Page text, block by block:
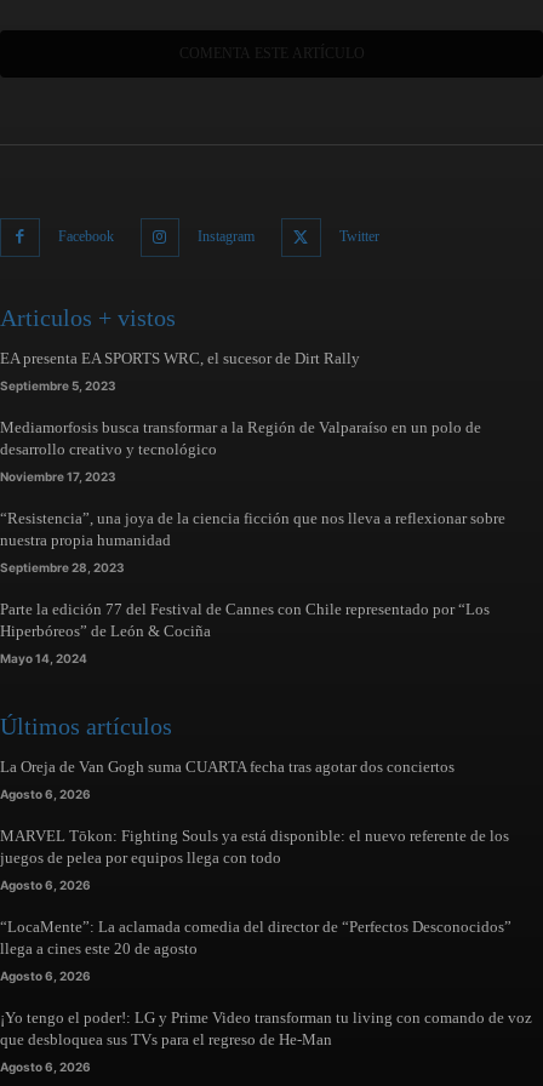
Facebook Instagram Twitter
Articulos + vistos
EA presenta EA SPORTS WRC, el sucesor de Dirt Rally
Septiembre 5, 2023
Mediamorfosis busca transformar a la Región de Valparaíso en un polo de
desarrollo creativo y tecnológico
Noviembre 17, 2023
“Resistencia”, una joya de la ciencia ficción que nos lleva a reflexionar sobre
nuestra propia humanidad
Septiembre 28, 2023
Parte la edición 77 del Festival de Cannes con Chile representado por “Los
Hiperbóreos” de León & Cociña
Mayo 14, 2024
Últimos artículos
La Oreja de Van Gogh suma CUARTA fecha tras agotar dos conciertos
Agosto 6, 2026
MARVEL Tōkon: Fighting Souls ya está disponible: el nuevo referente de los
juegos de pelea por equipos llega con todo
Agosto 6, 2026
“LocaMente”: La aclamada comedia del director de “Perfectos Desconocidos”
llega a cines este 20 de agosto
Agosto 6, 2026
¡Yo tengo el poder!: LG y Prime Video transforman tu living con comando de voz
que desbloquea sus TVs para el regreso de He-Man
Agosto 6, 2026